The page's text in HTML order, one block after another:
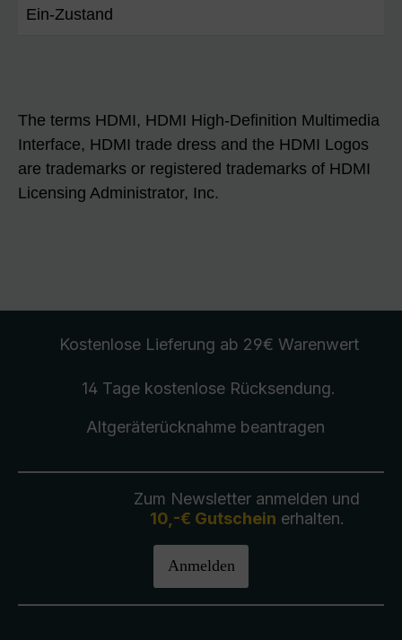
Ein-Zustand
The terms HDMI, HDMI High-Definition Multimedia
Interface, HDMI trade dress and the HDMI Logos
are trademarks or registered trademarks of HDMI
Licensing Administrator, Inc.
Kostenlose Lieferung ab 29€ Warenwert
14 Tage kostenlose Rücksendung.
Altgeräterücknahmebeantragen
Zum Newsletter anmelden und
10,-€ Gutschein erhalten.
Anmelden